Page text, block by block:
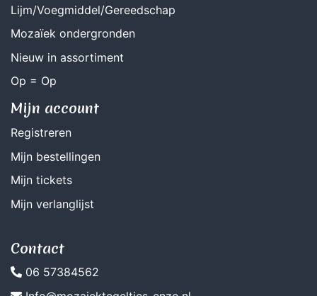
Lijm/Voegmiddel/Gereedschap
Mozaïek ondergronden
Nieuw in assortiment
Op = Op
Mijn account
Registreren
Mijn bestellingen
Mijn tickets
Mijn verlanglijst
Contact
06 57384562